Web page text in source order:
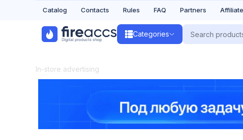
Catalog Contacts Rules FAQ Partners
Categories
In-store advertising